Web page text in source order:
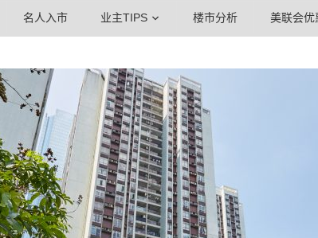
名人入市 业主TIPS 楼市分析 美联会优